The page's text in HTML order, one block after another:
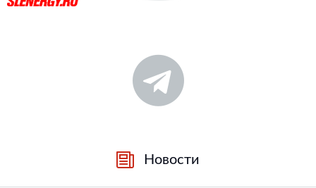
Новости